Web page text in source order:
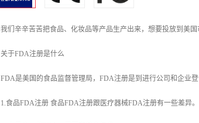
我们辛辛苦苦把食品、化妆品等产品生产出来，想要投放到美
关于FDA注册是什么
FDA是美国的食品监督管理局，FDA注册是到进行公司和企业
1.食品FDA注册 食品FDA注册跟医疗器械FDA注册有一些差异。